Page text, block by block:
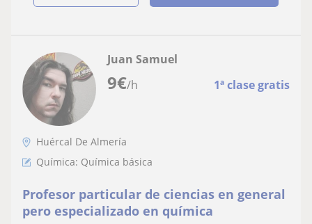
9€/h 1ª clase gratis
Juan Samuel
Huércal De Almería
Química: Química básica
Profesor particular de ciencias en general
pero especializado en química